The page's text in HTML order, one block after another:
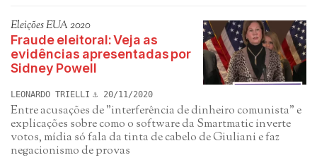
Eleições EUA 2020
Fraude eleitoral: Veja as
evidências apresentadas por
Sidney Powell
LEONARDO TRIELLI 20/11/2020
Entre acusações de "interferência de dinheiro comunista" e
explicações sobre como o software da Smartmatic inverte
votos, mídia só fala da tinta de cabelo de Giuliani e faz
negacionismo de provas